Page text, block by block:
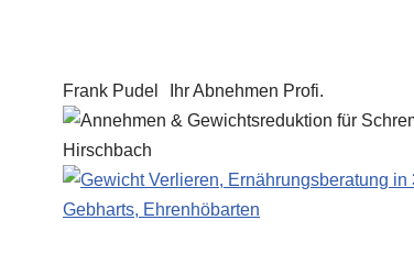
Frank Pudel Ihr Abnehmen Profi.